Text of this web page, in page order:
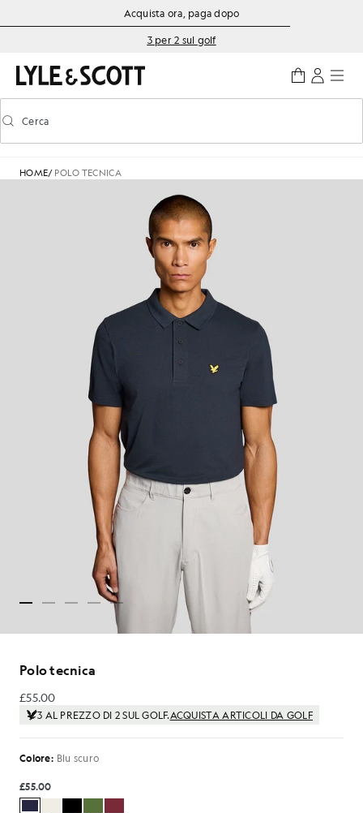
Vai al contenuto principale
Informazioni sull'accessibilitàAcquista ora, paga dopo
3 per 2 sul golf
Attiva/disattiva la ricerca predittiva
Cerca
HOME/ POLO TECNICA
Polo tecnica
£55.00
£55.00
3 AL PREZZO DI 2 SUL GOLF.ACQUISTA ARTICOLI DA GOLF
Colore: Blu scuro
£55.00